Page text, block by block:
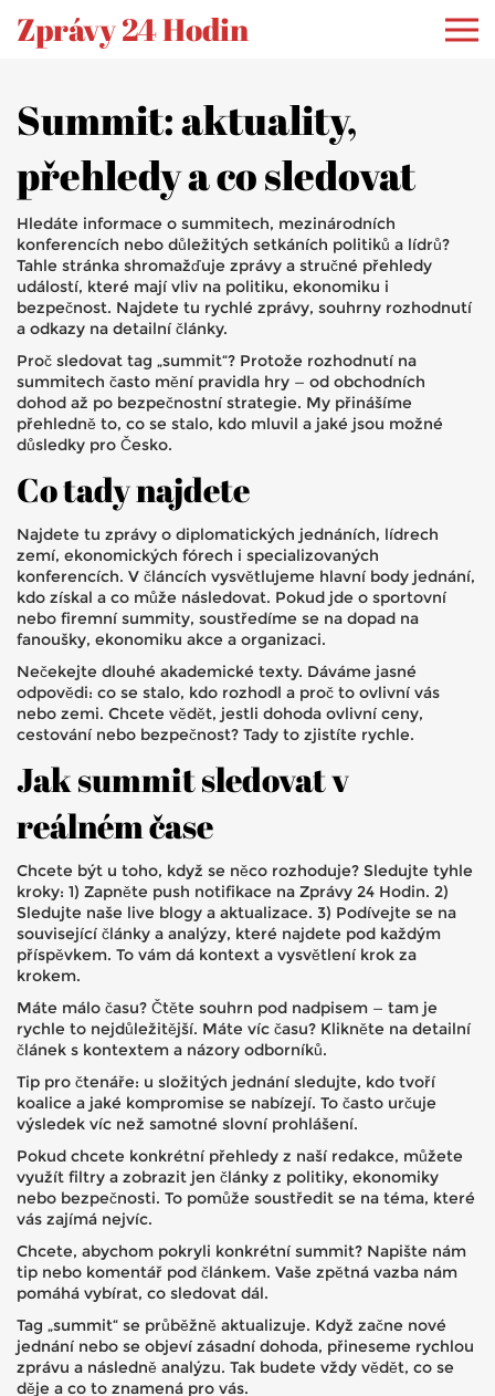
Zprávy 24 Hodin
Summit: aktuality,
přehledy a co sledovat
Hledáte informace o summitech, mezinárodních
konferencích nebo důležitých setkáních politiků a lídrů?
Tahle stránka shromažďuje zprávy a stručné přehledy
událostí, které mají vliv na politiku, ekonomiku i
bezpečnost. Najdete tu rychlé zprávy, souhrny rozhodnutí
a odkazy na detailní články.
Proč sledovat tag „summit“? Protože rozhodnutí na
summitech často mění pravidla hry — od obchodních
dohod až po bezpečnostní strategie. My přinášíme
přehledně to, co se stalo, kdo mluvil a jaké jsou možné
důsledky pro Česko.
Co tady najdete
Najdete tu zprávy o diplomatických jednáních, lídrech
zemí, ekonomických fórech i specializovaných
konferencích. V článcích vysvětlujeme hlavní body jednání,
kdo získal a co může následovat. Pokud jde o sportovní
nebo firemní summity, soustředíme se na dopad na
fanoušky, ekonomiku akce a organizaci.
Nečekejte dlouhé akademické texty. Dáváme jasné
odpovědi: co se stalo, kdo rozhodl a proč to ovlivní vás
nebo zemi. Chcete vědět, jestli dohoda ovlivní ceny,
cestování nebo bezpečnost? Tady to zjistíte rychle.
Jak summit sledovat v
reálném čase
Chcete být u toho, když se něco rozhoduje? Sledujte tyhle
kroky: 1) Zapněte push notifikace na Zprávy 24 Hodin. 2)
Sledujte naše live blogy a aktualizace. 3) Podívejte se na
související články a analýzy, které najdete pod každým
příspěvkem. To vám dá kontext a vysvětlení krok za
krokem.
Máte málo času? Čtěte souhrn pod nadpisem — tam je
rychle to nejdůležitější. Máte víc času? Klikněte na detailní
článek s kontextem a názory odborníků.
Tip pro čtenáře: u složitých jednání sledujte, kdo tvoří
koalice a jaké kompromise se nabízejí. To často určuje
výsledek víc než samotné slovní prohlášení.
Pokud chcete konkrétní přehledy z naší redakce, můžete
využít filtry a zobrazit jen články z politiky, ekonomiky
nebo bezpečnosti. To pomůže soustředit se na téma, které
vás zajímá nejvíc.
Chcete, abychom pokryli konkrétní summit? Napište nám
tip nebo komentář pod článkem. Vaše zpětná vazba nám
pomáhá vybírat, co sledovat dál.
Tag „summit“ se průběžně aktualizuje. Když začne nové
jednání nebo se objeví zásadní dohoda, přineseme rychlou
zprávu a následně analýzu. Tak budete vždy vědět, co se
děje a co to znamená pro vás.